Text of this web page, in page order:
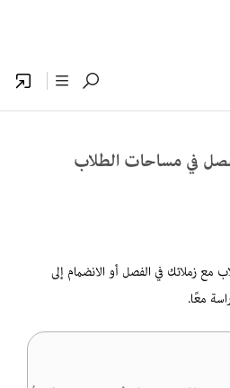
في مساحات الطلاب
مع زملائك في الفصل أو الانضمام إلى
معًا.